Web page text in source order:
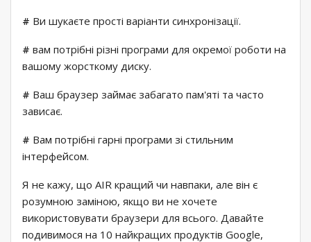
# Ви шукаєте прості варіанти синхронізації.
# вам потрібні різні програми для окремої роботи на
вашому жорсткому диску.
# Ваш браузер займає забагато пам'яті та часто
зависає.
# Вам потрібні гарні програми зі стильним
інтерфейсом.
Я не кажу, що AIR кращий чи навпаки, але він є
розумною заміною, якщо ви не хочете
використовувати браузери для всього. Давайте
подивимося на 10 найкращих продуктів Google,